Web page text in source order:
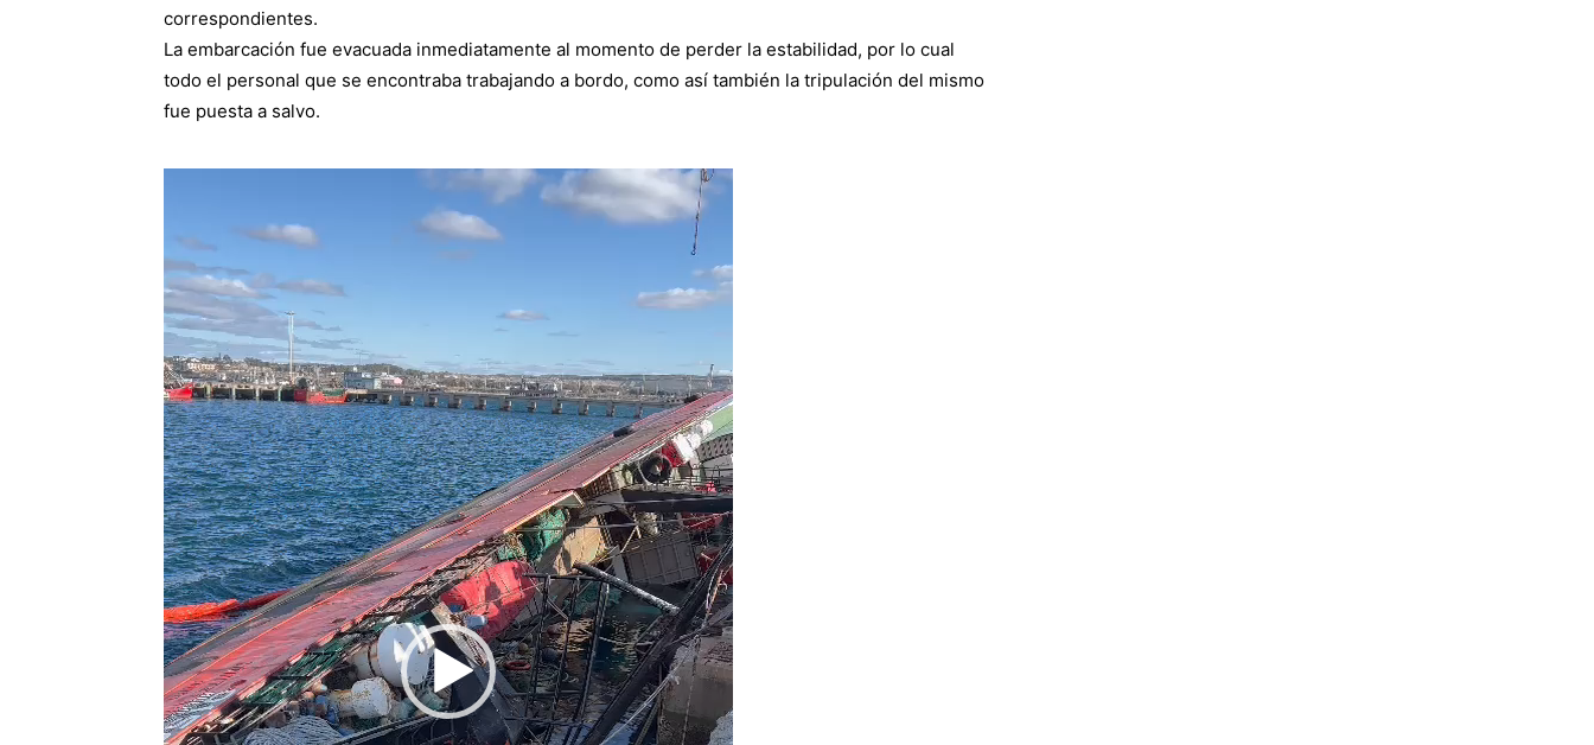
correspondientes.
La embarcación fue evacuada inmediatamente al momento de perder la estabilidad, por lo cual
todo el personal que se encontraba trabajando a bordo, como así también la tripulación del mismo
fue puesta a salvo.
vídeo